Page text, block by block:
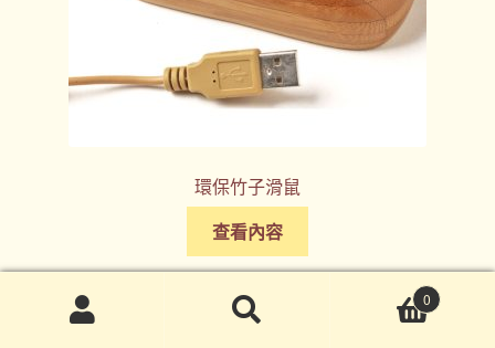
環保竹子滑鼠
查看內容
0